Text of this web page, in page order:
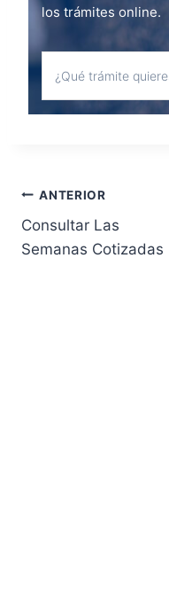
los trámites online.
Navegación
de
ANTERIOR
Consultar Las
Semanas Cotizadas